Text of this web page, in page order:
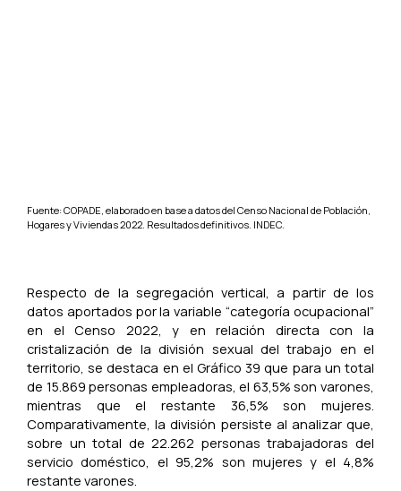
Fuente: COPADE, elaborado en base a datos del Censo Nacional de Población,
Hogares y Viviendas 2022. Resultados definitivos. INDEC.
Respecto de la segregación vertical, a partir de los
datos aportados por la variable “categoría ocupacional”
en el Censo 2022, y en relación directa con la
cristalización de la división sexual del trabajo en el
territorio, se destaca en el Gráfico 39 que para un total
de 15.869 personas empleadoras, el 63,5% son varones,
mientras que el restante 36,5% son mujeres.
Comparativamente, la división persiste al analizar que,
sobre un total de 22.262 personas trabajadoras del
servicio doméstico, el 95,2% son mujeres y el 4,8%
restante varones.